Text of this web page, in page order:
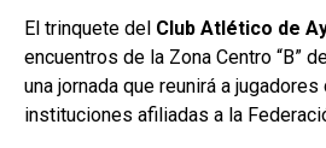
El trinquete del Club Atlético de
encuentros de la Zona Centro “B”
una jornada que reunirá a
instituciones afiliadas a la